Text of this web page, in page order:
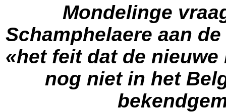
Mondelinge
Schamphelaere aan
«het feit dat de
nog niet in het